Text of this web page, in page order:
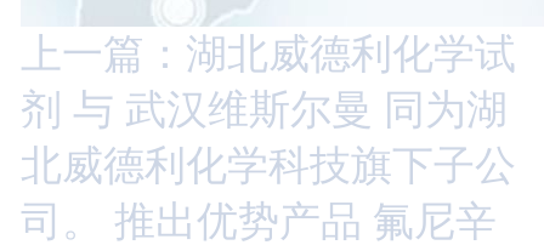
上一篇：湖北威德利化学试
剂 与 武汉维斯尔曼 同为湖
北威德利化学科技旗下子公
司。 推出优势产品 氟尼辛